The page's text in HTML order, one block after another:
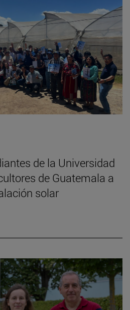
de la Universidad
de Guatemala a
solar